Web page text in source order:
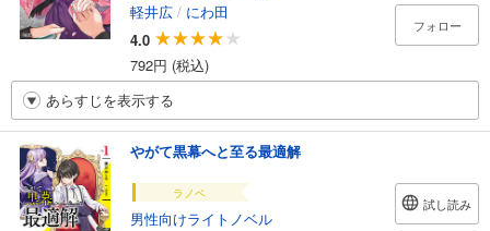
軽井広 / にわ田
4.0
792円 (税込)
フォロー
あらすじを表示する
やがて黒幕へと至る最適解
ラノベ
男性向けライトノベル
試し読み